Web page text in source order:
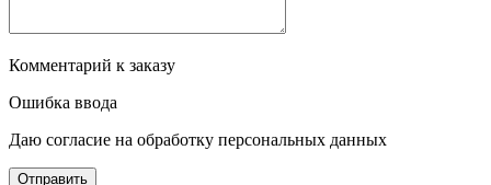
Комментарий к заказу
Ошибка ввода
Даю согласие на обработку персональных данных